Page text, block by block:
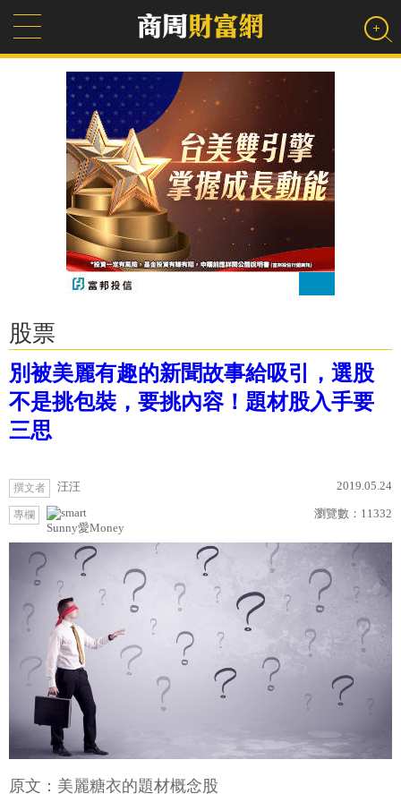
股票
別被美麗有趣的新聞故事給吸引，選股
不是挑包裝，要挑內容！題材股入手要
三思
撰文者 汪汪 2019.05.24
專欄
Sunny愛Money
瀏覽數： 11332
原文：美麗糖衣的題材概念股